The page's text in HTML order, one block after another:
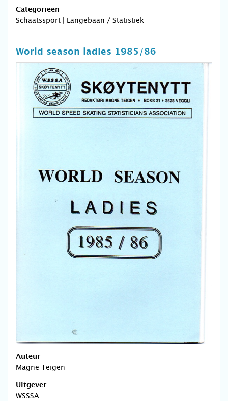
Categorieën
Schaatssport | Langebaan / Statistiek
World season ladies 1985/86
Auteur
Magne Teigen
Uitgever
WSSSA